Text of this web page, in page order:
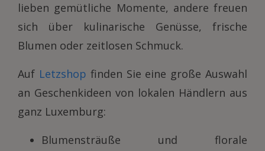
lieben gemütliche Momente, andere freuen
sich über kulinarische Genüsse, frische
Blumen oder zeitlosen Schmuck.
Auf Letzshop finden Sie eine große Auswahl
an Geschenkideen von lokalen Händlern aus
ganz Luxemburg:
Blumensträuße und florale